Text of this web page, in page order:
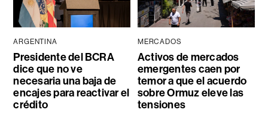
ARGENTINA
Presidente del BCRA
dice que no ve
necesaria una baja de
encajes para reactivar el
crédito
MERCADOS
Activos de mercados
emergentes caen por
temor a que el acuerdo
sobre Ormuz eleve las
tensiones